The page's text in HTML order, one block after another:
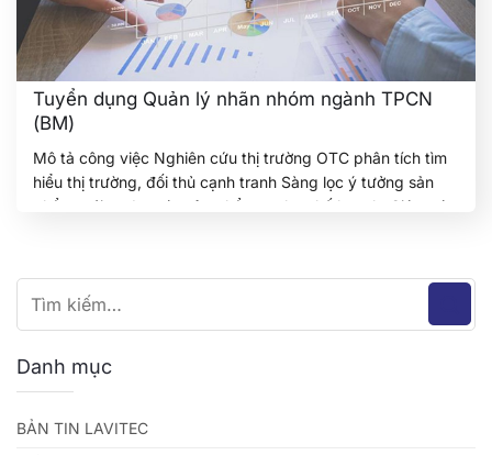
Tuyển dụng Quản lý nhãn nhóm ngành TPCN
(BM)
Mô tả công việc Nghiên cứu thị trường OTC phân tích tìm
hiểu thị trường, đối thủ cạnh tranh Sàng lọc ý tưởng sản
phẩm mới, order các sản phẩm ra theo kế hoạch. Giám sát,
Tiếp tục đọc
Danh mục
BẢN TIN LAVITEC